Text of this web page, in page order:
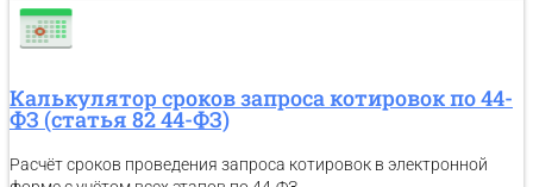
Калькулятор сроков запроса котировок по 44-
ФЗ (статья 82 44-ФЗ)
Расчёт сроков проведения запроса котировок в электронной